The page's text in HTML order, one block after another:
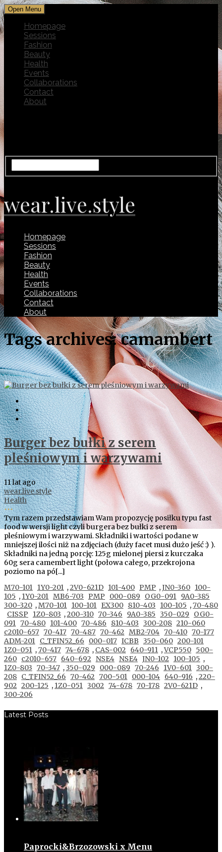
Open Menu
Homepage
Sessions
Fashion
Beauty
Health
Events
Collaborations
Contact
About
wear.live.style
Homepage
Sessions
Fashion
Beauty
Health
Events
Collaborations
Contact
About
Tags archives: camambert
Burger bez bułki z serem
pleśniowym i warzywami
11 lat ago
wear.live.style
Health
•••
Tym razem przedstawiam Wam propozycję posiłku typu fast
food w wersji light czyli burgera bez bułki z serem
pleśniowym i warzywami. Składniki i wartości podane w
mniejszej ilości niż na zdjęciach (duży facet musi dużo jeść :) ).
Składniki na jedną porcję: 125g mielonej piersi z kurczaka
60g sera camembert light (połowa całego, przekrojona
poziomo na pó[...]
M70-101 1Y0-201 ,2V0-621D 101-400 PMP ,JN0-360 100-
105 , 1Y0-201 MB6-703 PMP 000-089 OG0-091 9A0-385
300-320 ,M70-101 100-101 EX300 810-403 100-105 ,70-480
CISSP
1Z0-803 ,200-310 70-346 9A0-385 350-029
OG0-
091 70-480 101-400 70-486 810-403 300-208 210-060
c2010-657 70-417 70-487 70-462 MB2-704 70-410 70-177
ADM-201 C_TFIN52_66 000-017 ICBB 350-060 200-101
1Z0-051 ,70-417 74-678 , CAS-002 640-911 ,VCP550 500-
260 c2010-657 640-692 NSE4 NSE4 JN0-102 100-105 ,
1Z0-803 70-347 ,350-029 000-089 70-246 1V0-601 300-
208 C_TFIN52_66 70-462 700-501 000-104 640-916 ,220-
902 200-125 , 1Z0-051 3002 74-678 70-178 2V0-621D ,
300-206
Latest Posts
Paprocki&Brzozowski x Menu